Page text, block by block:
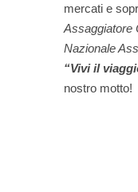
mercati e
Assaggiatore
Nazionale
“Vivi il
nostro motto!